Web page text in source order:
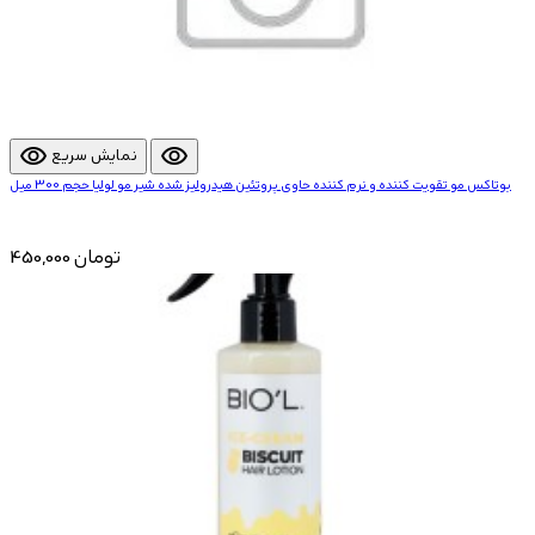
visibility نمایش سریع visibility
بوتاکس مو تقویت کننده و نرم کننده حاوی پروتئین هیدرولیز شده شیر مو لولیا حجم 300 میل
450,000 تومان